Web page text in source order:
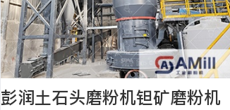
彭润土石头磨粉机钽矿磨粉机